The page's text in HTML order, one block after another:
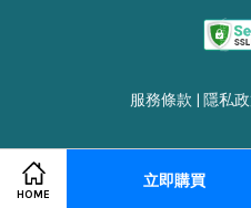
HOME
立即購買
服務條款 | 隱私
Share on Facebook